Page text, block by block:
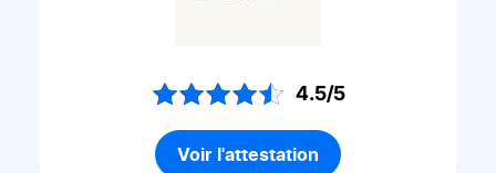
4.5/5
Voir l'attestation